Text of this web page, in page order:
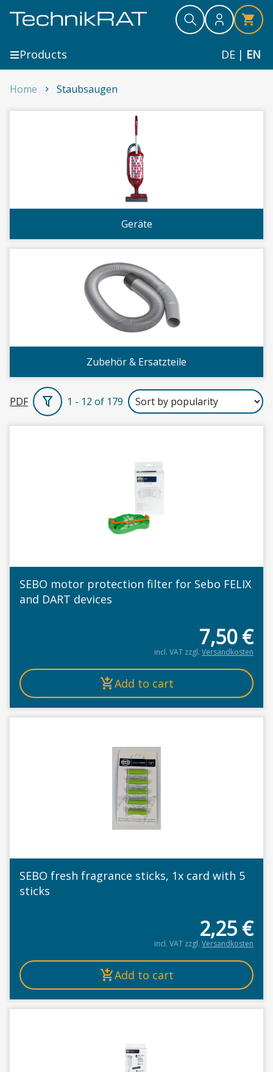
Search
Search
Search
DE | EN
Products
Home Staubsaugen
Geräte
Zubehör & Ersatzteile
PDF 1 - 12 of 179
SEBO motor protection filter for Sebo FELIX
and DART devices
7,50€
incl. VAT zzgl. Versandkosten
Add to cart
SEBO fresh fragrance sticks, 1x card with 5
sticks
2,25 €
incl. VAT zzgl. Versandkosten
Add to cart